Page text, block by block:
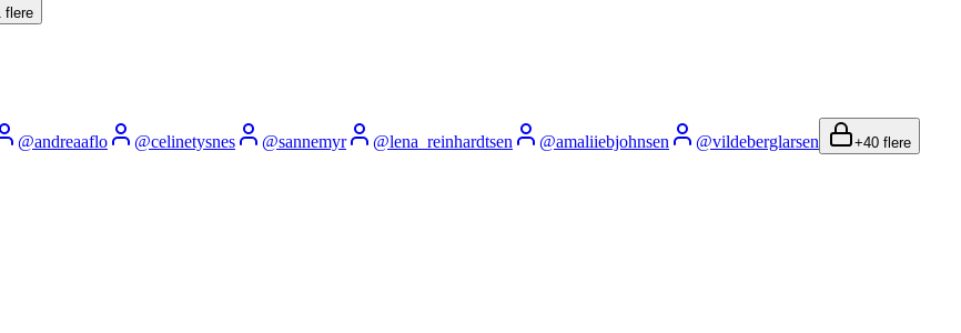
flere
@andreaaflo @celinetysnes @sannemyr @lena_reinhardtsen @amaliiebjohnsen @vildeberglarsen +40 flere